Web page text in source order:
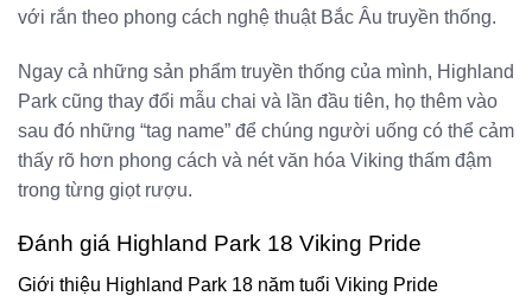
với rắn theo phong cách nghệ thuật Bắc Âu truyền thống.
Ngay cả những sản phẩm truyền thống của mình, Highland
Park cũng thay đổi mẫu chai và lần đầu tiên, họ thêm vào
sau đó những “tag name” để chúng người uống có thể cảm
thấy rõ hơn phong cách và nét văn hóa Viking thấm đậm
trong từng giọt rượu.
Đánh giá Highland Park 18 Viking Pride
Giới thiệu Highland Park 18 năm tuổi Viking Pride